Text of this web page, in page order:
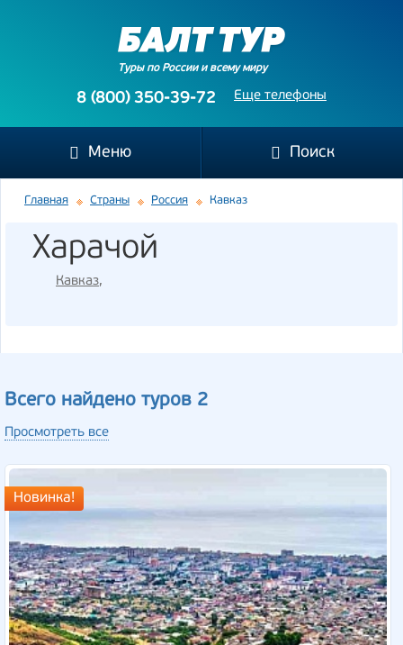
Туры по России и всему миру
Еще телефоны
8 (800) 350-39-72
Меню Поиск
Главная Страны Россия Кавказ
Харачой
Кавказ,
Всего найдено туров 2
Просмотреть все
Новинка!